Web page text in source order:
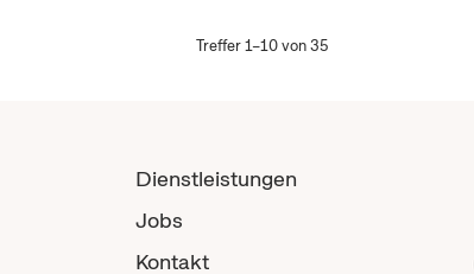
Treffer 1–10 von 35
Dienstleistungen
Jobs
Kontakt